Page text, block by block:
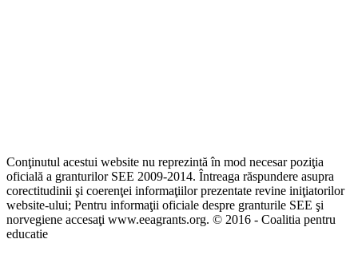
Conţinutul acestui website nu reprezintă în mod necesar poziţia
oficială a granturilor SEE 2009-2014. Întreaga răspundere asupra
corectitudinii şi coerenţei informaţiilor prezentate revine iniţiatorilor
website-ului; Pentru informaţii oficiale despre granturile SEE şi
norvegiene accesaţi www.eeagrants.org. © 2016 - Coalitia pentru
educatie